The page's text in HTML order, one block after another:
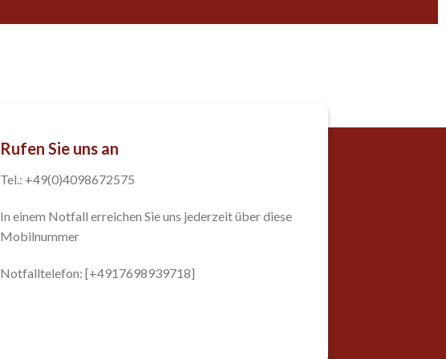
Rufen Sie uns an
Tel.: +49(0)4098672575
In einem Notfall erreichen Sie uns jederzeit über diese
Mobilnummer
Notfalltelefon: [+4917698939718]